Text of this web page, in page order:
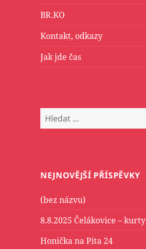
BR.KO
Kontakt, odkazy
Jak jde čas
Vyhledávání
NEJNOVĚJŠÍ PŘÍSPĚVKY
(bez názvu)
8.8.2025 Čelákovice – kurty
Honička na Pita 24